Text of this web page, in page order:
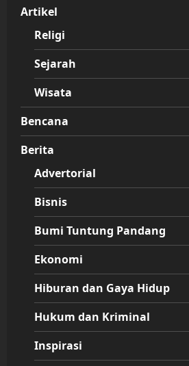
Artikel
Religi
Sejarah
Wisata
Bencana
Berita
Advertorial
Bisnis
Bumi Tuntung Pandang
Ekonomi
Hiburan dan Gaya Hidup
Hukum dan Kriminal
Inspirasi